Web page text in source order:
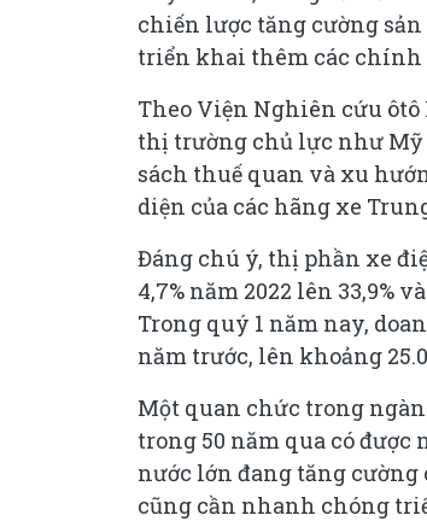
chiến lược tăng cường
triển khai thêm các chính
Theo Viện Nghiên cứu
thị trường chủ lực như Mỹ
sách thuế quan và xu
diện của các hãng xe
Đáng chú ý, thị phần xe
4,7% năm 2022 lên 33,9%
Trong quý 1 năm nay,
năm trước, lên khoảng
Một quan chức trong
trong 50 năm qua có
nước lớn đang tăng
cũng cần nhanh chóng